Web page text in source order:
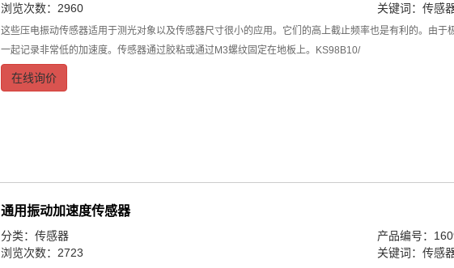
浏览次数：2960
关键词： 传感
这些压电振动传感器适用于测光对象以及传感器尺寸很小的应用。它们的高上截止频率也是有利的。由
一起记录非常低的加速度。传感器通过胶粘或通过M3螺纹固定在地板上。KS98B10/
在线询价
通用振动加速度传感器
分类： 传感器
产品编号：
浏览次数：2723
关键词： 传感